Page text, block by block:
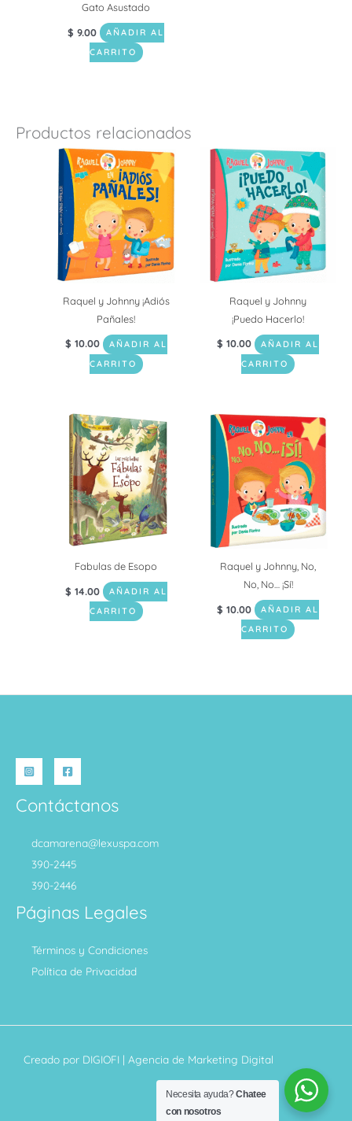
Gato Asustado
$ 9.00
AÑADIR AL
CARRITO
Productos relacionados
Raquel y Johnny ¡Adiós
Pañales!
$ 10.00
AÑADIR AL
CARRITO
Raquel y Johnny
¡Puedo Hacerlo!
$ 10.00
AÑADIR AL
CARRITO
Fabulas de Esopo
$ 14.00
AÑADIR AL
CARRITO
Raquel y Johnny, No,
No, No… ¡Sí!
$ 10.00
AÑADIR AL
CARRITO
Contáctanos
dcamarena@lexuspa.com
390-2445
390-2446
Páginas Legales
Términos y Condiciones
Política de Privacidad
Creado por DIGIOFI | Agencia de Marketing Digital
Necesita ayuda?Chatee
con nosotros